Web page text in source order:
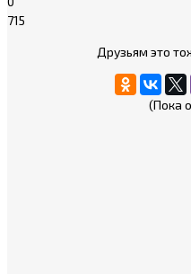
715
Друзьям это
(Пока